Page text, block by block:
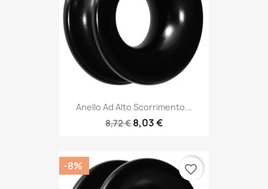
Anello Ad Alto Scorrimento...
8,72 € 8,03 €
-8% favorite_border